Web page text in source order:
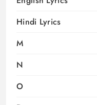
Hindi Lyrics
M
N
O